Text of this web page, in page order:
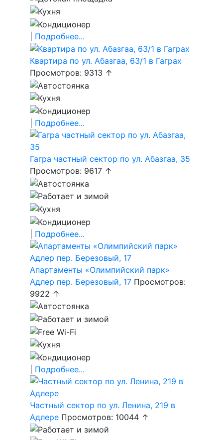
Подробнее...
Квартира по ул. Абазгаа, 63/1 в Гаграх
Просмотров: 9313 ↑
Подробнее...
Гагра частный сектор по ул. Абазгаа, 35
Просмотров: 9617 ↑
Подробнее...
Апартаменты «Олимпийский парк»
Адлер пер. Березовый, 17 Просмотров:
9922 ↑
Подробнее...
Частный сектор по ул. Ленина, 219 в
Адлере Просмотров: 10044 ↑